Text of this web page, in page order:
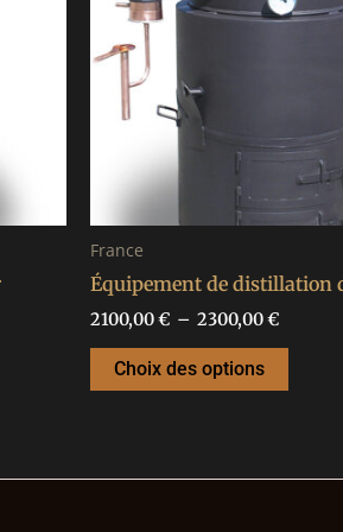
France
Équipement de distillation
2100,00€ – 2300,00€
Choix des options
être
sur
page
produit